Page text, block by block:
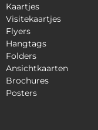
Kaartjes
Visitekaartjes
Flyers
Hangtags
Folders
Ansichtkaarten
Brochures
Posters